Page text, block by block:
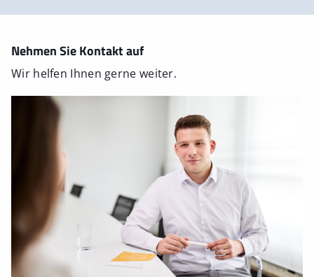
Nehmen Sie Kontakt auf
Wir helfen Ihnen gerne weiter.